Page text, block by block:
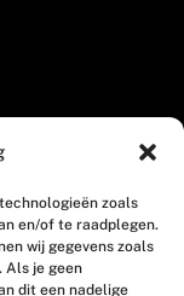
zoals
en/of te raadplegen.
wij gegevens zoals
Als je geen
dit een nadelige